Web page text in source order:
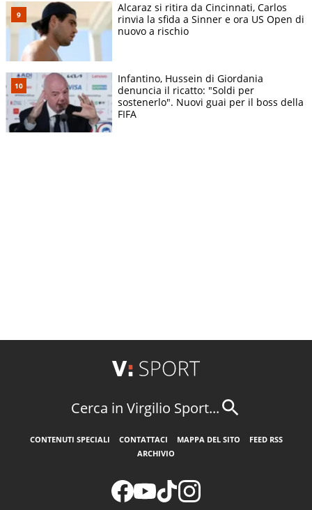
Alcaraz si ritira da Cincinnati, Carlos
rinvia la sfida a Sinner e ora US Open di
nuovo a rischio
Infantino, Hussein di Giordania
denuncia il ricatto: "Soldi per
sostenerlo". Nuovi guai per il boss della
FIFA
Cerca in Virgilio Sport...
CONTENUTI SPECIALI CONTATTACI MAPPA DEL SITO
FEED RSS
ARCHIVIO